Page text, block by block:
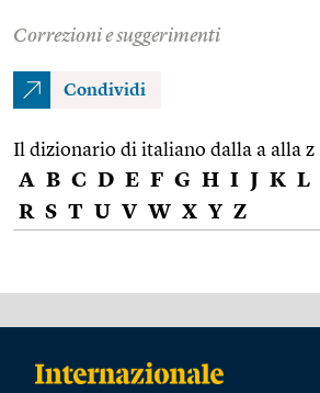
Correzioni e suggerimenti
Condividi
Il dizionario di italiano dalla a alla z
A B C D E F G H I J K L
R S T U V W X Y Z